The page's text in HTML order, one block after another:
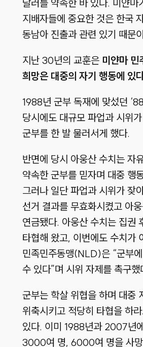
달러를 약속한 바 있다. 미얀마
지배자들에 중요한 것은 한국
동남아 진출과 관련 있기 때문
지난 30년의 교훈은 미얀마 민
희망은 대중의 자기 행동에 있
1988년 군부 독재에 맞섰던
당시에도 대규모 파업과 시위
군부를 한 발 물러서게 했다.
반면에 당시 아웅산 수치는 자
약속한 군부를 믿자며 대중 행
그러나 일단 파업과 시위가 잦
선거 결과를 무효화시켰고 아
연금됐다. 아웅산 수치는 집권
타협해 왔고, 이번에도 수치가
민족민주동맹(NLD)은 “군부
수 있다”며 시위 자제를 촉구했
군부는 학살 위협을 하며 대중
위축시키고 적당히 타협을 하
있다. 이미 1988년과 2007년
3000여 명, 6000여 명을 사